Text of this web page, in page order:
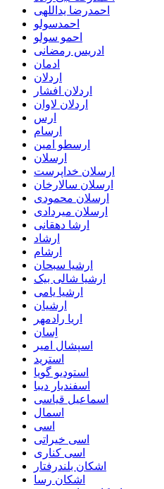
احمدرضا یداللهی
احمدسولو
احمو سولو
ادریس رمضانی
ادمان
اردلان
اردلان افشار
اردلان لاوان
ارس
ارسام
ارسطو امین
ارسلان
ارسلان خداپرست
ارسلان سالارخان
ارسلان محمودی
ارسلان میردادی
ارشا دهقانی
ارشاد
ارشام
ارشیا سبحان
ارشیا شالی بیک
ارشیا یامی
ارشیان
اریا رادمهر
اِسان
اسپشال امیر
استرید
استودیو گویا
اسفندیار دیبا
اسماعیل قیاسی
اسمال
اسی
اسی خیراتی
اسی کناری
اشکان بلندرفتار
اشکان رسا